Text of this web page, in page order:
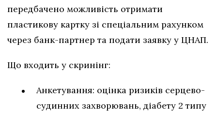
передбачено можливість отримати
пластикову картку зі спеціальним рахунком
через банк-партнер та подати заявку у ЦНАП.
Що входить у скринінг:
Анкетування: оцінка ризиків серцево-
судинних захворювань, діабету 2 типу